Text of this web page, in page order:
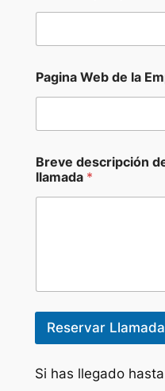
e
s
r
p
c
i
ó
d
Pagina Web de la
Breve descripción
llamada *
Reservar Llamada
Si has llegado